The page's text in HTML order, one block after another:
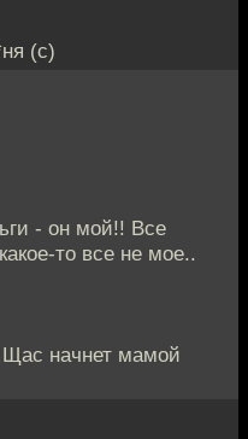
(с)
- он мой!! Все
то все не мое..
начнет мамой